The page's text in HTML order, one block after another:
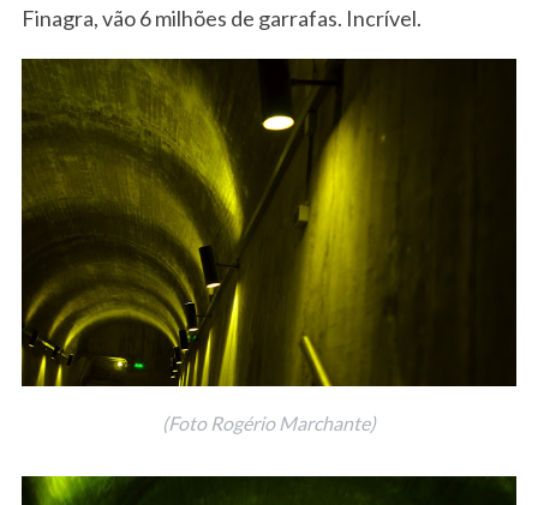
Finagra, vão 6 milhões de garrafas. Incrível.
(Foto Rogério Marchante)